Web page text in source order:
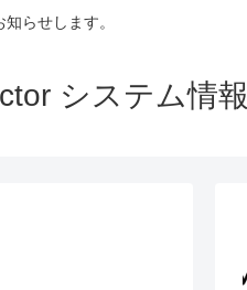
らせします。
システム情報